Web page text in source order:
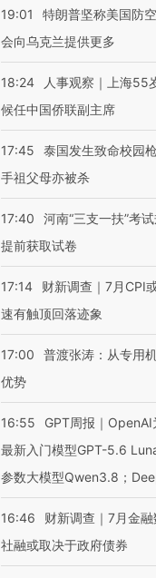
19:01
特朗普坚称美国防
会向乌克兰提供更多
18:24
人事观察｜上海55
候任中国侨联副主席
17:45
泰国发生致命校园
手祖父母亦被杀
17:40
河南“三支一扶”考
提前获取试卷
17:14
财新调查｜7月CPI
速有触顶回落迹象
17:00
普渡张涛：从专用
优势
16:55
GPT周报｜
最新入门模型GPT-5.6
参数大模型Qwen3.8；
16:46
财新调查｜7月金
社融或取决于政府债券